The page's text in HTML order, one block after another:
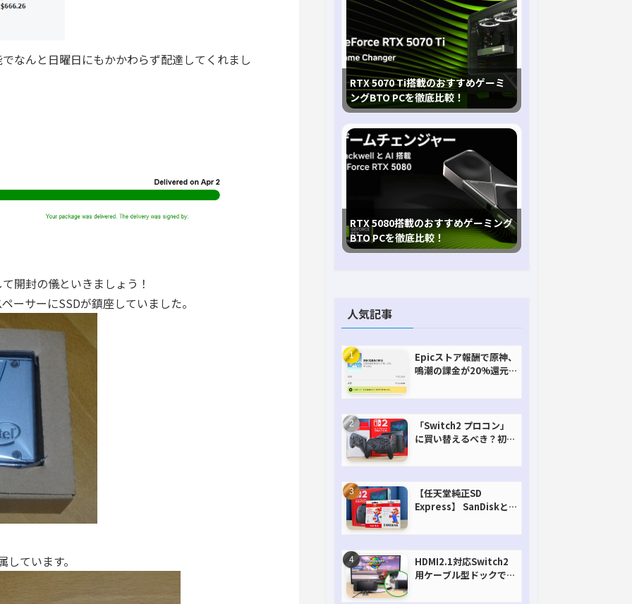
なんと日曜日にもかかわらず配達してくれまし
開封の儀といきましょう！
ーサーにSSDが鎮座していました。
ています。
RTX 5070 Ti搭載のおすすめゲーミ
ングBTO PCを徹底比較！
RTX 5080搭載のおすすめゲーミング
BTO PCを徹底比較！
人気記事
Epicストア報酬で原神、
鳴潮の課金が20%還元
「Switch2 プロコン」
に買い替えるべき？初代
【任天堂純正SD
Express】 SanDiskと
HDMI2.1対応Switch2
用ケーブル型ドックで省